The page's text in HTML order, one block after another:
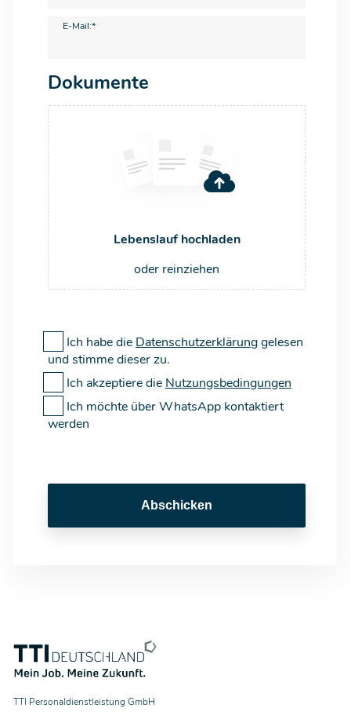
E-Mail:*
Dokumente
Lebenslauf hochladen
oder reinziehen
Ich habe die Datenschutzerklärunggelesen
und stimme dieser zu.
Ich akzeptiere die Nutzungsbedingungen
Ich möchte über WhatsApp kontaktiert
werden
Abschicken
TTI Personaldienstleistung GmbH